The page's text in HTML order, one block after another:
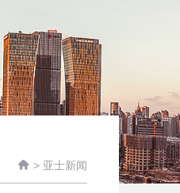
 > 亚士新闻